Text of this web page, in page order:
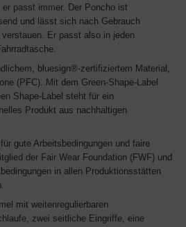
passt immer. Der Poncho ist
und lässt sich nach Gebrauch
Er passt also in jeden
bluesign®-zertifiziertem Material,
(PFC). Mit dem Green-Shape-Label
Shape-Label steht für ein
Produkt aus nachhaltigen
gute Arbeitsbedingungen und faire
der Fair Wear Foundation (FWF) und
in allen Produktionsstätten
mit weitenregulierbaren
zwei seitliche Eingriffe, eine